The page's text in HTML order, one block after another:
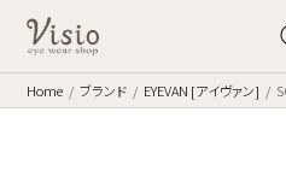
Home ブランド EYEVAN [アイヴァン]